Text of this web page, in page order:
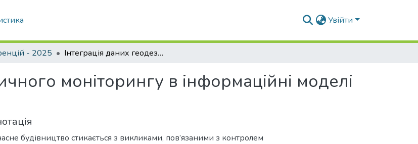
Увійти
- 2025 Інтеграція даних геодезичного моніторингу в інформаційні моделі будівель (BIM)
моніторингу в інформаційні моделі
будівництво стикається з викликами, пов’язаними з контролем